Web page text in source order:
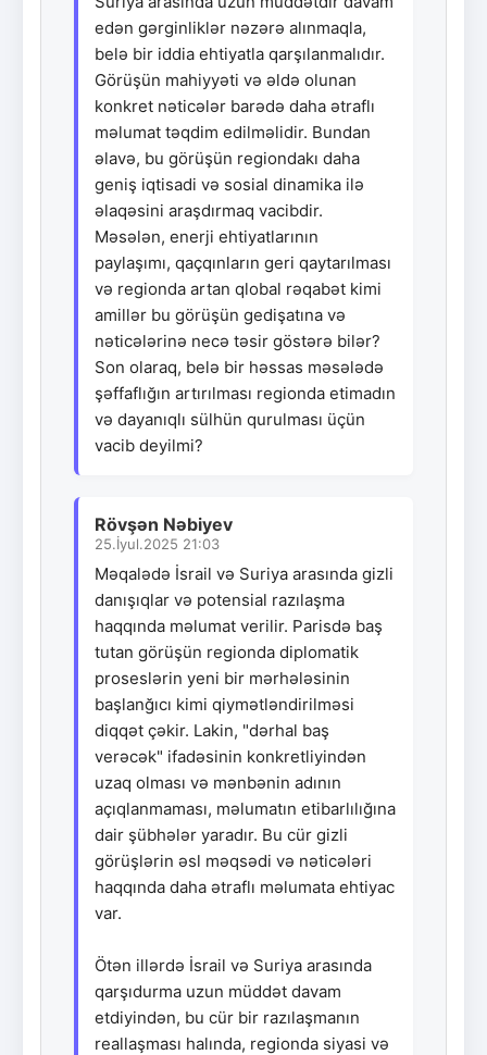
edən gərginliklər nəzərə alınmaqla,
belə bir iddia ehtiyatla qarşılanmalıdır.
Görüşün mahiyyəti və əldə olunan
konkret nəticələr barədə daha ətraflı
məlumat təqdim edilməlidir. Bundan
əlavə, bu görüşün regiondakı daha
geniş iqtisadi və sosial dinamika ilə
əlaqəsini araşdırmaq vacibdir.
Məsələn, enerji ehtiyatlarının
paylaşımı, qaçqınların geri qaytarılması
və regionda artan qlobal rəqabət kimi
amillər bu görüşün gedişatına və
nəticələrinə necə təsir göstərə bilər?
Son olaraq, belə bir həssas məsələdə
şəffaflığın artırılması regionda etimadın
və dayanıqlı sülhün qurulması üçün
vacib deyilmi?
Rövşən Nəbiyev
25.İyul.2025 21:03
Məqalədə İsrail və Suriya arasında gizli
danışıqlar və potensial razılaşma
haqqında məlumat verilir. Parisdə baş
tutan görüşün regionda diplomatik
proseslərin yeni bir mərhələsinin
başlanğıcı kimi qiymətləndirilməsi
diqqət çəkir. Lakin, "dərhal baş
verəcək" ifadəsinin konkretliyindən
uzaq olması və mənbənin adının
açıqlanmaması, məlumatın etibarlılığına
dair şübhələr yaradır. Bu cür gizli
görüşlərin əsl məqsədi və nəticələri
haqqında daha ətraflı məlumata ehtiyac
var.
Ötən illərdə İsrail və Suriya arasında
qarşıdurma uzun müddət davam
etdiyindən, bu cür bir razılaşmanın
reallaşması halında, regionda siyasi və